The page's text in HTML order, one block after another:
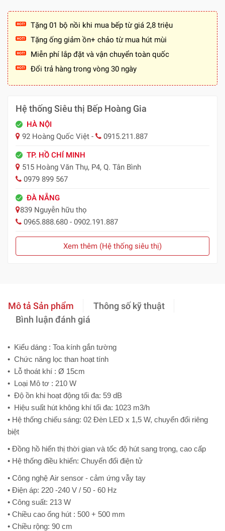
Tặng 01 bộ nồi khi mua bếp từ giá 2,8 triệu
Tặng ống giảm ồn+ chảo từ mua hút mùi
Miễn phí lắp đặt và vận chuyển toàn quốc
Đổi trả hàng trong vòng 30 ngày
Hệ thống Siêu thị Bếp Hoàng Gia
HÀ NỘI
92 Hoàng Quốc Việt -
0915.211.887
TP. HỒ CHÍ MINH
515 Hoàng Văn Thụ, P4, Q. Tân Bình
0979 899 567
ĐÀ NẴNG
839 Nguyễn hữu thọ
0965.888.680 - 0902.191.887
Xem thêm (Hệ thống siêu thị)
Mô tả Sản phẩm
Thông số kỹ thuật
Bình luận đánh giá
• Kiểu dáng : Toa kính gắn tường
• Chức năng lọc than hoạt tính
• Lỗ thoát khí : Ø 15cm
• Loại Mô tơ : 210 W
• Độ ồn khi hoạt động tối đa: 59 dB
• Hiệu suất hút không khí tối đa: 1023 m3/h
• Hệ thống chiếu sáng: 02 Đèn LED x 1,5 W, chuyển đổi riêng
biệt
• Đồng hồ hiển thị thời gian và tốc độ hút sang trọng, cao cấp
• Hệ thống điều khiển: Chuyển đổi điện tử
• Công nghệ Air sensor - cảm ứng vẫy tay
• Điện áp: 220 -240 V / 50 - 60 Hz
• Công suất: 213 W
• Chiều cao ống hút : 500 + 500 mm
• Chiều rộng: 90 cm